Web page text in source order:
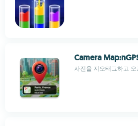
Camera
사진을 지오태그하고